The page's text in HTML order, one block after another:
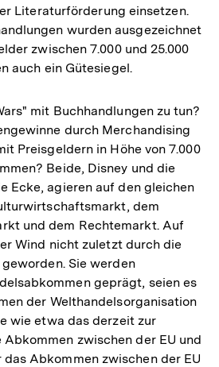
Literaturförderung einsetzen.
wurden ausgezeichnet
zwischen 7.000 und 25.000
auch ein Gütesiegel.
mit Buchhandlungen zu tun?
durch Merchandising
Preisgeldern in Höhe von 7.000
Beide, Disney und die
Ecke, agieren auf den gleichen
dem
und dem Rechtemarkt. Auf
Wind nicht zuletzt durch die
Sie werden
geprägt, seien es
der Welthandelsorganisation
wie etwa das derzeit zur
zwischen der EU und
das Abkommen zwischen der EU